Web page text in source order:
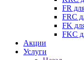
FR
FRC
FK
FKC
Акции
Услуги